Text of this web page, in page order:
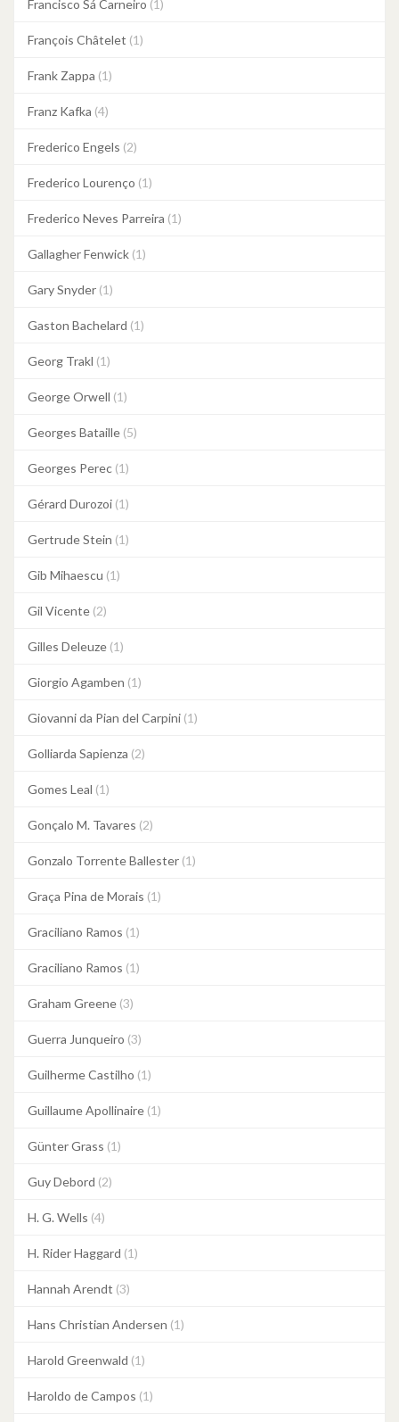
Francisco Sá Carneiro (1)
François Châtelet (1)
Frank Zappa (1)
Franz Kafka (4)
Frederico Engels (2)
Frederico Lourenço (1)
Frederico Neves Parreira (1)
Gallagher Fenwick (1)
Gary Snyder (1)
Gaston Bachelard (1)
Georg Trakl (1)
George Orwell (1)
Georges Bataille (5)
Georges Perec (1)
Gérard Durozoi (1)
Gertrude Stein (1)
Gib Mihaescu (1)
Gil Vicente (2)
Gilles Deleuze (1)
Giorgio Agamben (1)
Giovanni da Pian del Carpini (1)
Golliarda Sapienza (2)
Gomes Leal (1)
Gonçalo M. Tavares (2)
Gonzalo Torrente Ballester (1)
Graça Pina de Morais (1)
Graciliano Ramos (1)
Graciliano Ramos (1)
Graham Greene (3)
Guerra Junqueiro (3)
Guilherme Castilho (1)
Guillaume Apollinaire (1)
Günter Grass (1)
Guy Debord (2)
H. G. Wells (4)
H. Rider Haggard (1)
Hannah Arendt (3)
Hans Christian Andersen (1)
Harold Greenwald (1)
Haroldo de Campos (1)